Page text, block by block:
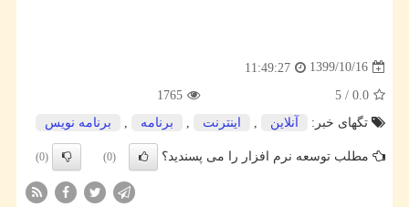
1399/10/16
11:49:27
0.0
/
5
1765
تگهای خبر:
آنلاین اینترنت برنامه برنامه نویس
مطلب توسعه نرم افزار را می پسندید؟ (0)
(0)